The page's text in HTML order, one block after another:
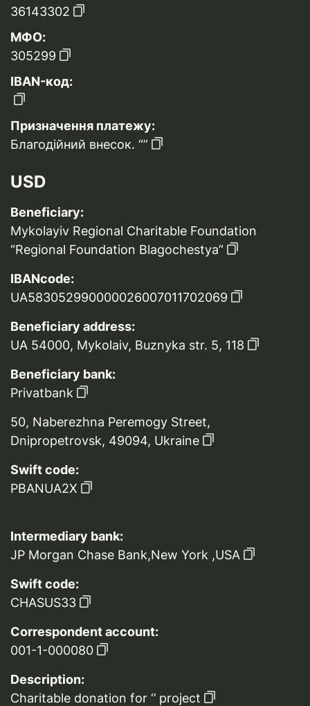
36143302
МФО:
305299
IBAN-код:
Призначення платежу:
Благодійний внесок. “”
USD
Beneficiary:
Mykolayiv Regional Charitable Foundation
“Regional Foundation Blagochestya”
IBANcode:
UA583052990000026007011702069
Beneficiary address:
UA 54000, Mykolaiv, Buznyka str. 5, 118
Beneficiary bank:
Privatbank
50, Naberezhna Peremogy Street,
Dnipropetrovsk, 49094, Ukraine
Swift code:
PBANUA2X
Intermediary bank:
JP Morgan Chase Bank,New York ,USA
Swift code:
CHASUS33
Correspondent account:
001-1-000080
Description:
Charitable donation for ‘’ project